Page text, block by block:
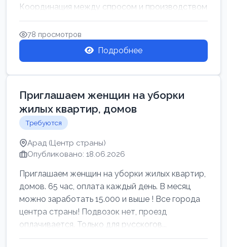
Координация между спросом и производством
для обеспечения своевр...
78 просмотров
Подробнее
Приглашаем женщин на уборки
жилых квартир, домов
Требуются
Арад (Центр страны)
Опубликовано: 18.06.2026
Приглашаем женщин на уборки жилых квартир,
домов. 65 час, оплата каждый день. В месяц
можно заработать 15.000 и выше ! Все города
центра страны! Подвозок нет, проезд
оплачивается. Только для русскогов...